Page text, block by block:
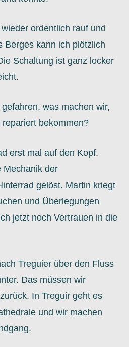
ordentlich rauf und
Berges kann ich plötzlich
Schaltung ist ganz locker
was machen wir,
bekommen?
erst mal auf den Kopf.
Mechanik der
gelöst. Martin kriegt
und Überlegungen
jetzt noch Vertrauen in die
Treguier über den Fluss
Das müssen wir
In Treguir geht es
und wir machen